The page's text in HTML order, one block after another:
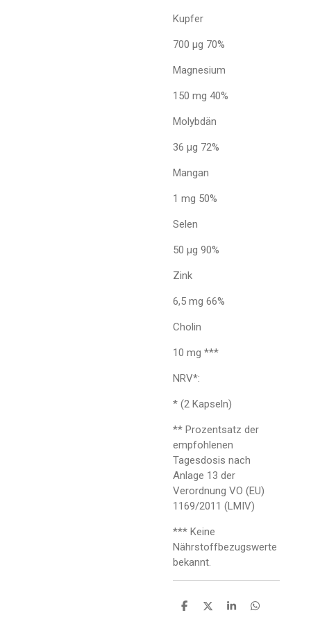
Kupfer
700 µg 70%
Magnesium
150 mg 40%
Molybdän
36 µg 72%
Mangan
1 mg 50%
Selen
50 µg 90%
Zink
6,5 mg 66%
Cholin
10 mg ***
NRV*:
* (2 Kapseln)
** Prozentsatz der
empfohlenen
Tagesdosis nach
Anlage 13 der
Verordnung VO (EU)
1169/2011 (LMIV)
*** Keine
Nährstoffbezugswerte
bekannt.
T
T
T
T